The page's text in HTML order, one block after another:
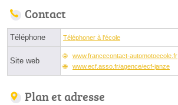
Contact
Téléphone Téléphoner à l'école
Site web
www.francecontact-automotoecole.fr
www.ecf.asso.fr/agence/ecf-janze
Plan et adresse